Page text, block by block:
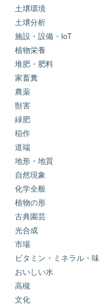
土壌環境
土壌分析
施設・設備・IoT
植物栄養
堆肥・肥料
家畜糞
農薬
獣害
緑肥
稲作
道端
地形・地質
自然現象
化学全般
植物の形
古典園芸
光合成
市場
ビタミン・ミネラル・味
おいしい水
高槻
文化